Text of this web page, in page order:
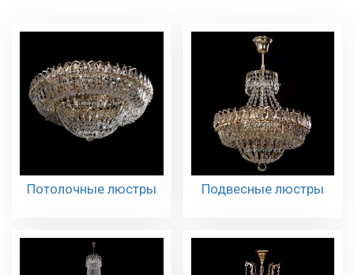
Потолочные люстры Подвесные люстры